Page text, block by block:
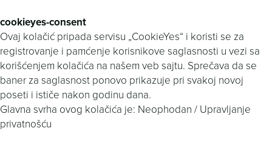
cookieyes-consent
Ovaj kolačić pripada servisu „CookieYes“ i koristi se za
registrovanje i pamćenje korisnikove saglasnosti u vezi sa
korišćenjem kolačića na našem veb sajtu. Sprečava da se
baner za saglasnost ponovo prikazuje pri svakoj novoj
poseti i ističe nakon godinu dana.
Glavna svrha ovog kolačića je: Neophodan / Upravljanje
privatnošću